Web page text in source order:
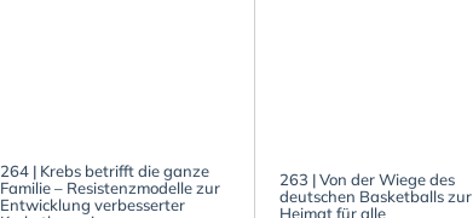
264 | Krebs betrifft die ganze
Familie – Resistenzmodelle zur
Entwicklung verbesserter
263 | Von der Wiege des
deutschen Basketballs zur
Heimat für alle